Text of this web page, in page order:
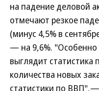
на падение деловой
отмечают резкое
(минус 4,5% в
— на 9,6%.
выглядит статистика
количества новых
статистики по